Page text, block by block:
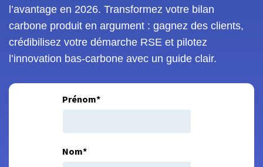
l’avantage en 2026. Transformez votre bilan
carbone produit en argument : gagnez des clients,
crédibilisez votre démarche RSE et pilotez
l’innovation bas-carbone avec un guide clair.
Prénom*
Nom*